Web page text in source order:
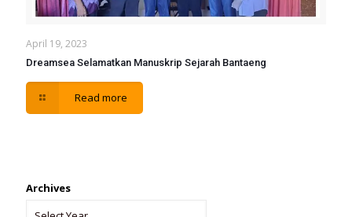
April 19, 2023
Dreamsea Selamatkan Manuskrip Sejarah Bantaeng
Read more
Archives